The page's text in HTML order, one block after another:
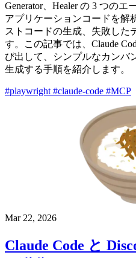
Generator、Healer の 3 つのエ
アプリケーションコードを解
ストコードの生成、失敗した
す。この記事では、Claude
び出して、シンプルなカンバ
生成する手順を紹介します。
#playwright #claude-code #MCP
Mar 22, 2026
Claude Code と